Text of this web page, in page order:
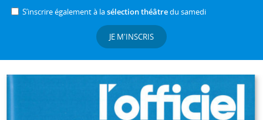
S’inscrire également à lasélection théâtredu samedi
JE M'INSCRIS